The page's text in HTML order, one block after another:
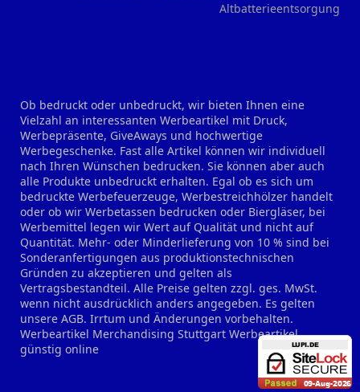
Altbatterieentsorgung
Ob bedruckt oder unbedruckt, wir bieten Ihnen eine
Vielzahl an interessanten Werbeartikel mit Druck,
Werbepräsente, GiveAways und hochwertige
Werbegeschenke. Fast alle Artikel können wir individuell
nach Ihren Wünschen bedrucken. Sie können aber auch
alle Produkte unbedruckt erhalten. Egal ob es sich um
bedruckte Werbefeuerzeuge, Werbestreichhölzer handelt
oder ob wir Werbetassen bedrucken oder Biergläser, bei
Werbemittel legen wir Wert auf Qualität und nicht auf
Quantität. Mehr- oder Minderlieferung von 10 % sind bei
Sonderanfertigungen aus produktionstechnischen
Gründen zu akzeptieren und gelten als
Vertragsbestandteil. Alle Preise gelten zzgl. ges. MwSt.
wenn nicht ausdrücklich anders angegeben. Es gelten
unsere AGB. Irrtum und Änderungen vorbehalten.
Werbeartikel Merchandising Stuttgart Werbeartikel
günstig online